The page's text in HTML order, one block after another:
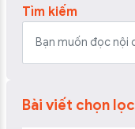
Tìm kiếm
Bài viết chọn lọc